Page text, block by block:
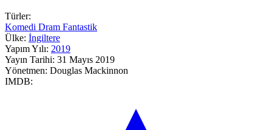
Türler:
Komedi Dram Fantastik
Ülke: İngiltere
Yapım Yılı: 2019
Yayın Tarihi: 31 Mayıs 2019
Yönetmen: Douglas Mackinnon
IMDB: